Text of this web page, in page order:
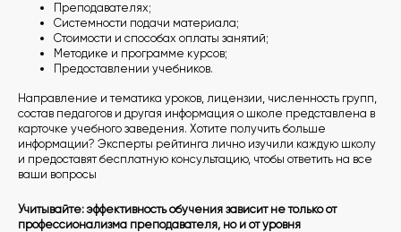
Преподавателях;
Системности подачи материала;
Стоимости и способах оплаты занятий;
Методике и программе курсов;
Предоставлении учебников.
Направление и тематика уроков, лицензии, численность групп,
состав педагогов и другая информация о школе представлена в
карточке учебного заведения. Хотите получить больше
информации? Эксперты рейтинга лично изучили каждую школу
и предоставят бесплатную консультацию, чтобы ответить на все
ваши вопросы
Учитывайте: эффективность обучения зависит не только от
профессионализма преподавателя, но и от уровня